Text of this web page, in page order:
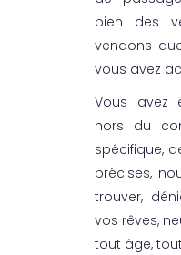
bien des
vendons
vous avez
Vous avez
hors du
spécifique,
précises,
trouver,
vos rêves,
tout âge,